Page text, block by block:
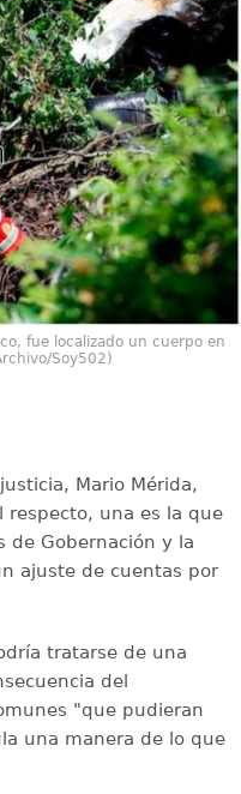
fue localizado un cuerpo en
Soy502)
Mario Mérida,
respecto, una es la que
de Gobernación y la
ajuste de cuentas por
tratarse de una
del
"que pudieran
una manera de lo que